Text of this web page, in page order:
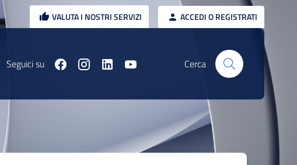
VALUTA I NOSTRI SERVIZI ACCEDI O REGISTRATI
Seguici su Cerca